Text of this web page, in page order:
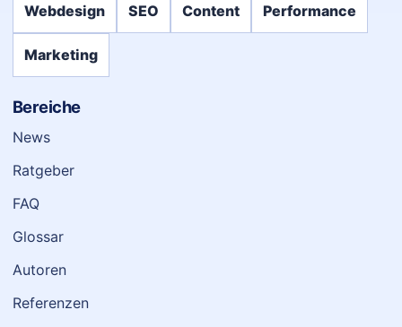
Webdesign SEO Content Performance
Marketing
Bereiche
News
Ratgeber
FAQ
Glossar
Autoren
Referenzen